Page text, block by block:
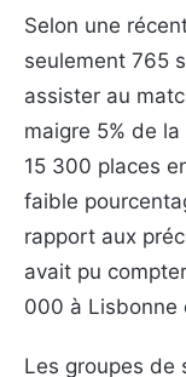
Selon une
seulement 765
assister au
maigre 5% de
15 300 places
faible
rapport aux
avait pu
000 à Lisbonne
Les groupes de